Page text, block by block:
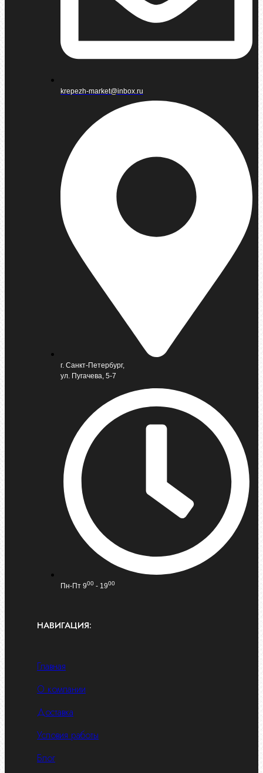
krepezh-market@inbox.ru
г. Санкт-Петербург,
ул. Пугачева, 5-7
Пн-Пт 900 - 1900
НАВИГАЦИЯ:
Главная
О компании
Доставка
Условия работы
Блог